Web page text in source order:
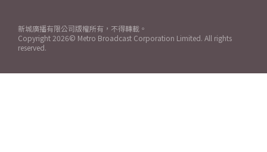
新城廣播有限公司版權所有，不得轉載。
Copyright 2026© Metro Broadcast Corporation Limited. All rights
reserved.